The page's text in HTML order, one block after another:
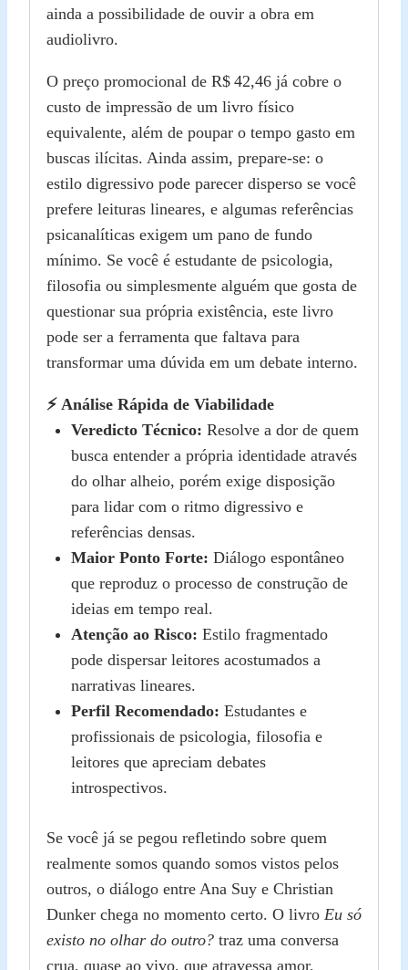
ainda a possibilidade de ouvir a obra em
audiolivro.
O preço promocional de R$ 42,46 já cobre o
custo de impressão de um livro físico
equivalente, além de poupar o tempo gasto em
buscas ilícitas. Ainda assim, prepare-se: o
estilo digressivo pode parecer disperso se você
prefere leituras lineares, e algumas referências
psicanalíticas exigem um pano de fundo
mínimo. Se você é estudante de psicologia,
filosofia ou simplesmente alguém que gosta de
questionar sua própria existência, este livro
pode ser a ferramenta que faltava para
transformar uma dúvida em um debate interno.
⚡ Análise Rápida de Viabilidade
Veredicto Técnico: Resolve a dor de quem
busca entender a própria identidade através
do olhar alheio, porém exige disposição
para lidar com o ritmo digressivo e
referências densas.
Maior Ponto Forte: Diálogo espontâneo
que reproduz o processo de construção de
ideias em tempo real.
Atenção ao Risco: Estilo fragmentado
pode dispersar leitores acostumados a
narrativas lineares.
Perfil Recomendado: Estudantes e
profissionais de psicologia, filosofia e
leitores que apreciam debates
introspectivos.
Se você já se pegou refletindo sobre quem
realmente somos quando somos vistos pelos
outros, o diálogo entre Ana Suy e Christian
Dunker chega no momento certo. O livro Eu só
existo no olhar do outro? traz uma conversa
crua, quase ao vivo, que atravessa amor,